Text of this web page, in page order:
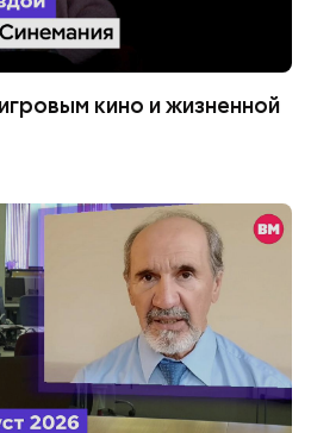
кино и жизненной